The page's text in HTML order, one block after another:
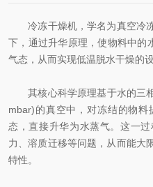
冷冻干燥机，学名为真空冷
下，通过升华原理，使物料中的
气态，从而实现低温脱水干燥的设
其核心科学原理基于水的三相
mbar)的真空中，对冻结的物
态，直接升华为水蒸气。这一
力、溶质迁移等问题，从而能大
特性。